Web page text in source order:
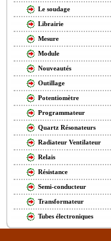
Le soudage
Librairie
Mesure
Module
Nouveautés
Outillage
Potentiomètre
Programmateur
Quartz Résonateurs
Radiateur Ventilateur
Relais
Résistance
Semi-conducteur
Transformateur
Tubes électroniques